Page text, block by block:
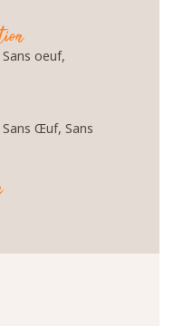
oeuf,
Œuf, Sans